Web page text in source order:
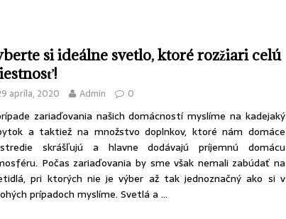
si ideálne svetlo, ktoré rozžiari celú
apríla, 2020 Admin 0
zariaďovania našich domácností myslíme na kadejaký
a taktiež na množstvo doplnkov, ktoré nám domáce
skrášľujú a hlavne dodávajú príjemnú domácu
Počas zariaďovania by sme však nemali zabúdať na
, pri ktorých nie je výber až tak jednoznačný ako si v
prípadoch myslíme. Svetlá a …